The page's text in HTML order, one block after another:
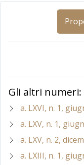
Gli altri numeri:
a. LXVI, n. 1,
a. LXV, n. 1,
a. LXV, n. 2,
a. LXIII, n. 1,